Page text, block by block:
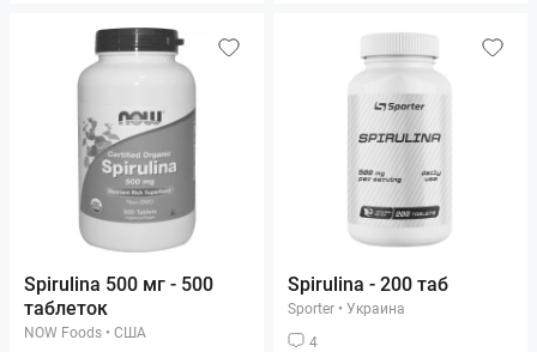
Spirulina 500 мг - 500
таблеток
NOW Foods • США
Spirulina - 200 таб
Sporter • Украина
4